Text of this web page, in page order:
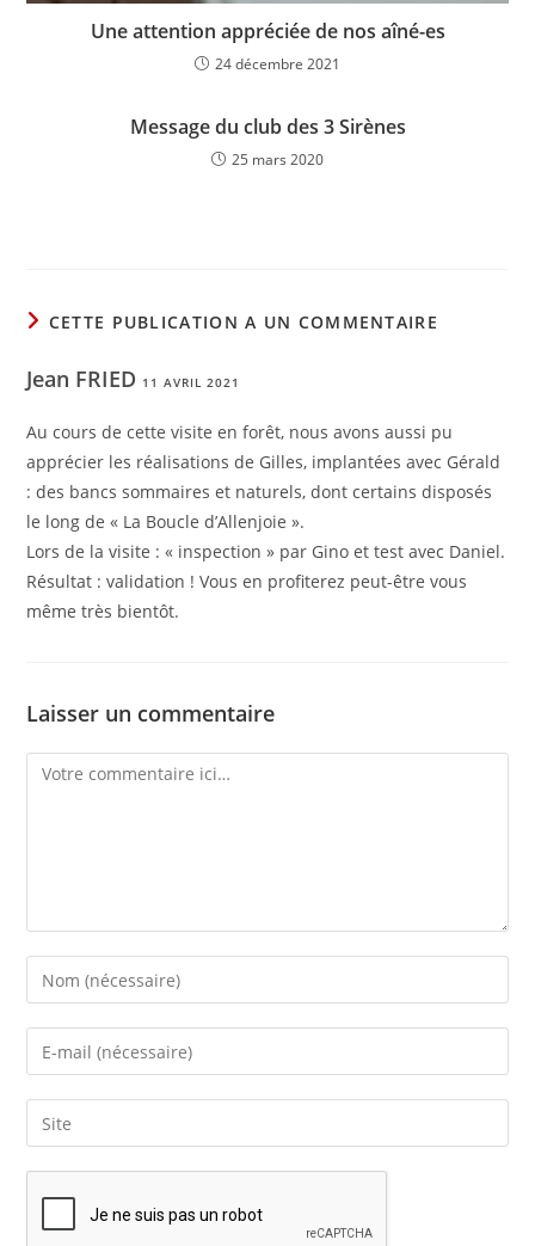
Une attention appréciée de nos aîné-es
24 décembre 2021
Message du club des 3 Sirènes
25 mars 2020
CETTE PUBLICATION A UN COMMENTAIRE
Jean FRIED 11 AVRIL 2021
Au cours de cette visite en forêt, nous avons aussi pu
apprécier les réalisations de Gilles, implantées avec Gérald
: des bancs sommaires et naturels, dont certains disposés
le long de « La Boucle d’Allenjoie ».
Lors de la visite : « inspection » par Gino et test avec Daniel.
Résultat : validation ! Vous en profiterez peut-être vous
même très bientôt.
Laisser un commentaire
Comment
Enter
your
name
comment
Enter
your
email
address
Saisir
l’URL
de
votre
site